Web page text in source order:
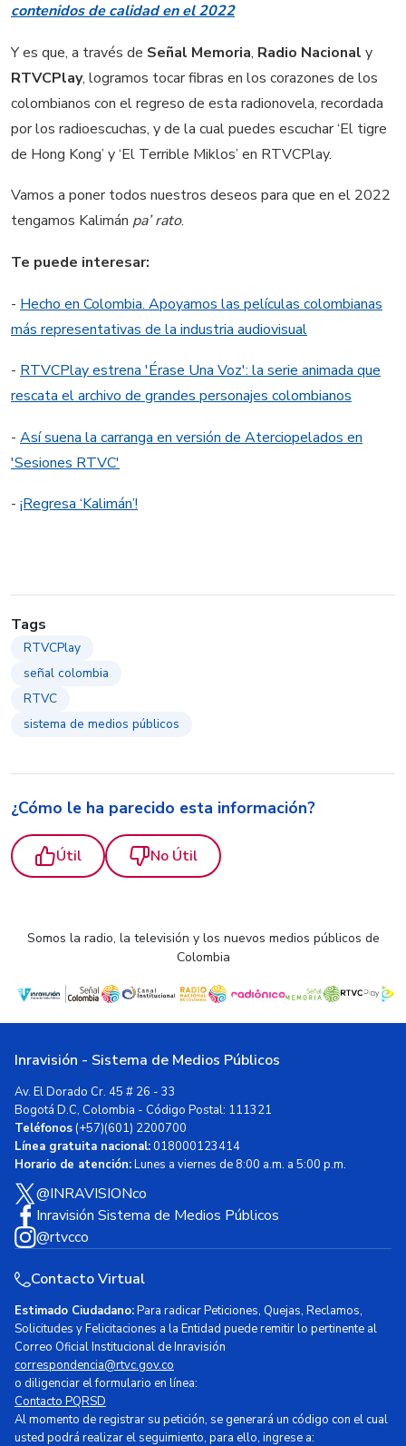
contenidos de calidad en el 2022
Y es que, a través de Señal Memoria, Radio Nacional y
RTVCPlay, logramos tocar fibras en los corazones de los
colombianos con el regreso de esta radionovela, recordada
por los radioescuchas, y de la cual puedes escuchar ‘El tigre
de Hong Kong’ y ‘El Terrible Miklos’ en RTVCPlay.
Vamos a poner todos nuestros deseos para que en el 2022
tengamos Kalimán pa’ rato.
Te puede interesar:
- Hecho en Colombia. Apoyamos las películas colombianas
más representativas de la industria audiovisual
- RTVCPlay estrena 'Érase Una Voz': la serie animada que
rescata el archivo de grandes personajes colombianos
- Así suena la carranga en versión de Aterciopelados en
'Sesiones RTVC'
- ¡Regresa ‘Kalimán’!
Tags
RTVCPlay
señal colombia
RTVC
sistema de medios públicos
¿Cómo le ha parecido esta información?
Útil No Útil
Somos la radio, la televisión y los nuevos medios públicos de
Colombia
Inravisión - Sistema de Medios Públicos
Av. El Dorado Cr. 45 # 26 - 33
Bogotá D.C, Colombia - Código Postal: 111321
Teléfonos(+57)(601) 2200700
Línea gratuita nacional:018000123414
Horario de atención:Lunes a viernes de 8:00 a.m. a 5:00 p.m.
@INRAVISIONco
Inravisión Sistema de Medios Públicos
@rtvcco
Contacto Virtual
Estimado Ciudadano:Para radicar Peticiones, Quejas, Reclamos,
Solicitudes y Felicitaciones a la Entidad puede remitir lo pertinente al
Correo Oficial Institucional de Inravisión
correspondencia@rtvc.gov.co
o diligenciar el formulario en línea:
Contacto PQRSD
Al momento de registrar su petición, se generará un código con el cual
usted podrá realizar el seguimiento, para ello, ingrese a: